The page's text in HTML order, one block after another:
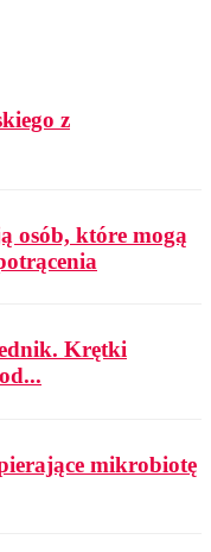
z
osób, które mogą
Krętki
mikrobiotę